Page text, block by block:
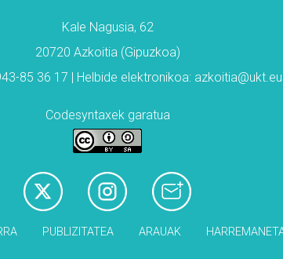
Kale Nagusia, 62
20720 Azkoitia (Gipuzkoa)
85 36 17 | Helbide elektronikoa:
Codesyntaxek garatua
PUBLIZITATEA ARAUAK